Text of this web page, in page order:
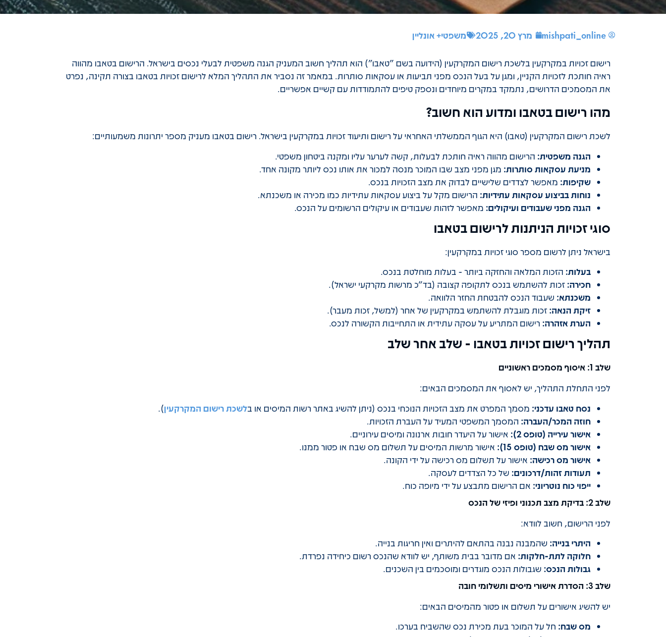
mishpati_online מרץ 20, 2025 משפטי+ אונליין
רישום זכויות במקרקעין בלשכת רישום המקרקעין (הידועה בשם "טאבו") הוא תהליך חשוב המעניק הגנה משפטית לבעלי נכסים בישראל. הרישום בטאבו מהווה
ראיה חותכת לזכויות הקניין, ומגן על בעל הנכס מפני תביעות או עסקאות סותרות. במאמר זה נסביר את התהליך המלא לרישום זכויות בטאבו בצורה תקינה, נפרט
את המסמכים הדרושים, נתמקד במקרים מיוחדים ונספק טיפים להתמודדות עם קשיים אפשריים.
מהו רישום בטאבו ומדוע הוא חשוב?
לשכת רישום המקרקעין (טאבו) היא הגוף הממשלתי האחראי על רישום ותיעוד זכויות במקרקעין בישראל. רישום בטאבו מעניק מספר יתרונות משמעותיים:
הגנה משפטית: הרישום מהווה ראיה חותכת לבעלות, קשה לערער עליו ומקנה ביטחון משפטי.
מניעת עסקאות סותרות: מגן מפני מצב שבו המוכר מנסה למכור את אותו נכס ליותר מקונה אחד.
שקיפות: מאפשר לצדדים שלישיים לבדוק את מצב הזכויות בנכס.
נוחות בביצוע עסקאות עתידיות: הרישום מקל על ביצוע עסקאות עתידיות כמו מכירה או משכנתא.
הגנה מפני שעבודים ועיקולים: מאפשר לזהות שעבודים או עיקולים הרשומים על הנכס.
סוגי זכויות הניתנות לרישום בטאבו
בישראל ניתן לרשום מספר סוגי זכויות במקרקעין:
בעלות: הזכות המלאה והחזקה ביותר - בעלות מוחלטת בנכס.
חכירה: זכות להשתמש בנכס לתקופה קצובה (בד"כ מרשות מקרקעי ישראל).
משכנתא: שעבוד הנכס להבטחת החזר הלוואה.
זיקת הנאה: זכות מוגבלת להשתמש במקרקעין של אחר (למשל, זכות מעבר).
הערת אזהרה: רישום המתריע על עסקה עתידית או התחייבות הקשורה לנכס.
תהליך רישום זכויות בטאבו - שלב אחר שלב
שלב 1: איסוף מסמכים ראשוניים
לפני התחלת התהליך, יש לאסוף את המסמכים הבאים:
נסח טאבו עדכני: מסמך המפרט את מצב הזכויות הנוכחי בנכס (ניתן להשיג באתר רשות המיסים או בלשכת רישום המקרקעין).
חוזה המכר/העברה: המסמך המשפטי המעיד על העברת הזכויות.
אישור עירייה (טופס 2):
אישור על היעדר חובות ארנונה ומיסים עירוניים.
אישור מס שבח (טופס 15):
אישור מרשות המיסים על תשלום מס שבח או פטור ממנו.
אישור מס רכישה: אישור על תשלום מס רכישה על ידי הקונה.
תעודות זהות/דרכונים: של כל הצדדים לעסקה.
ייפוי כוח נוטריוני: אם הרישום מתבצע על ידי מיופה כוח.
שלב 2: בדיקת מצב תכנוני ופיזי של הנכס
לפני הרישום, חשוב לוודא:
היתרי בנייה: שהמבנה נבנה בהתאם להיתרים ואין חריגות בנייה.
חלוקה לתת-חלקות: אם מדובר בבית משותף, יש לוודא שהנכס רשום כיחידה נפרדת.
גבולות הנכס: שגבולות הנכס מוגדרים ומוסכמים בין השכנים.
שלב 3: הסדרת אישורי מיסים ותשלומי חובה
יש להשיג אישורים על תשלום או פטור מהמיסים הבאים:
מס שבח: חל על המוכר בעת מכירת נכס שהשביח בערכו.